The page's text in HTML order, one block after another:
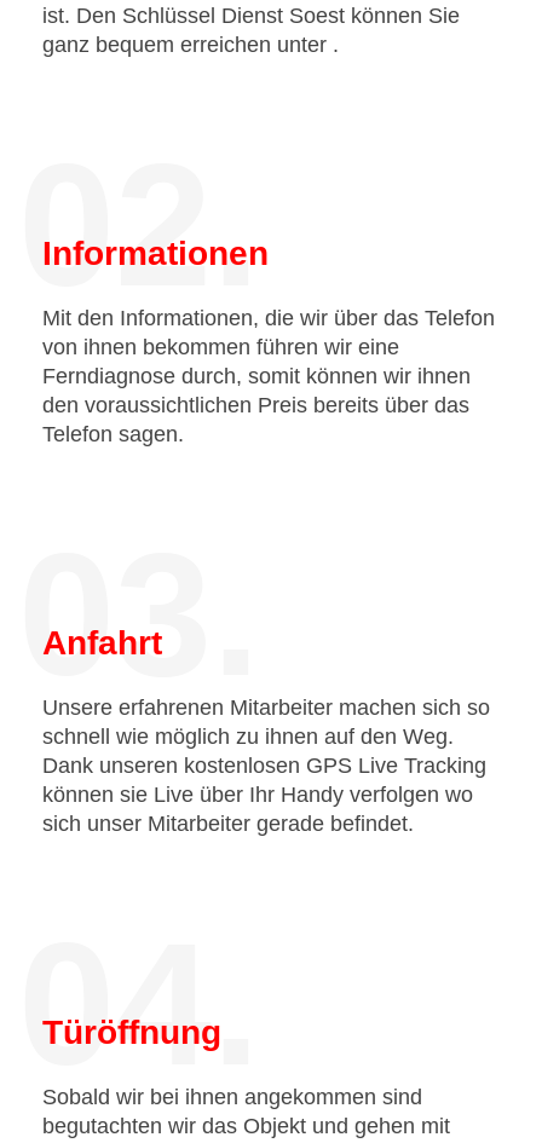
ist. Den Schlüssel Dienst Soest können Sie
ganz bequem erreichen unter .
02.
Informationen
Mit den Informationen, die wir über das Telefon
von ihnen bekommen führen wir eine
Ferndiagnose durch, somit können wir ihnen
den voraussichtlichen Preis bereits über das
Telefon sagen.
03.
Anfahrt
Unsere erfahrenen Mitarbeiter machen sich so
schnell wie möglich zu ihnen auf den Weg.
Dank unseren kostenlosen GPS Live Tracking
können sie Live über Ihr Handy verfolgen wo
sich unser Mitarbeiter gerade befindet.
04.
Türöffnung
Sobald wir bei ihnen angekommen sind
begutachten wir das Objekt und gehen mit